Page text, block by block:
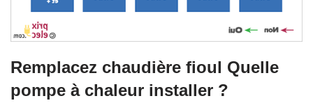
Remplacez chaudière fioul Quelle
pompe à chaleur installer ?